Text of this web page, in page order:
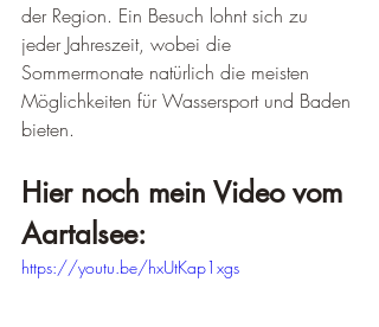
der Region. Ein Besuch lohnt sich zu
jeder Jahreszeit, wobei die
Sommermonate natürlich die meisten
Möglichkeiten für Wassersport und Baden
bieten.
Hier noch mein Video vom
Aartalsee:
https://youtu.be/hxUtKap1xgs